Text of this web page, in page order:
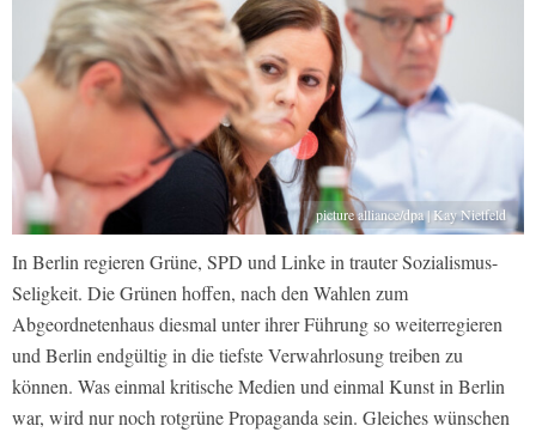
picture alliance/dpa | Kay Nietfeld
In Berlin regieren Grüne, SPD und Linke in trauter Sozialismus-
Seligkeit. Die Grünen hoffen, nach den Wahlen zum
Abgeordnetenhaus diesmal unter ihrer Führung so weiterregieren
und Berlin endgültig in die tiefste Verwahrlosung treiben zu
können. Was einmal kritische Medien und einmal Kunst in Berlin
war, wird nur noch rotgrüne Propaganda sein. Gleiches wünschen